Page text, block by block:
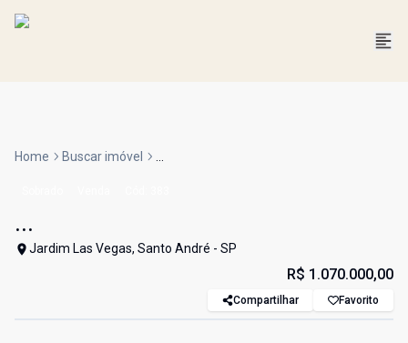
Home Buscar imóvel ...
...
Jardim Las Vegas, Santo André - SP
R$ 1.070.000,00
Compartilhar Favorito